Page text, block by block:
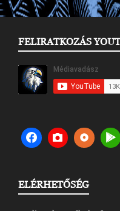
FELIRATKOZÁS
ELÉRHETŐSÉG